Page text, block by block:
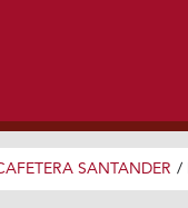
SANTANDER /